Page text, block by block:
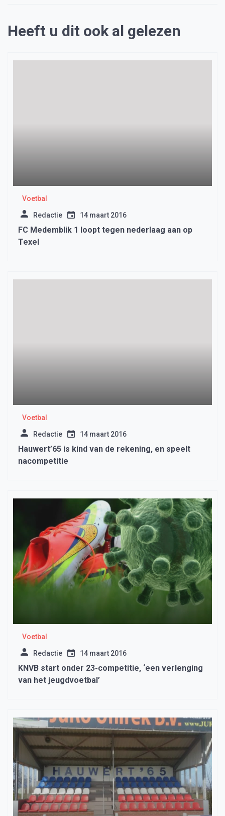
Heeft u dit ook al gelezen
Voetbal
Redactie 14 maart 2016
FC Medemblik 1 loopt tegen nederlaag aan op
Texel
Voetbal
Redactie 14 maart 2016
Hauwert’65 is kind van de rekening, en speelt
nacompetitie
Voetbal
Redactie 14 maart 2016
KNVB start onder 23-competitie, ‘een verlenging
van het jeugdvoetbal’